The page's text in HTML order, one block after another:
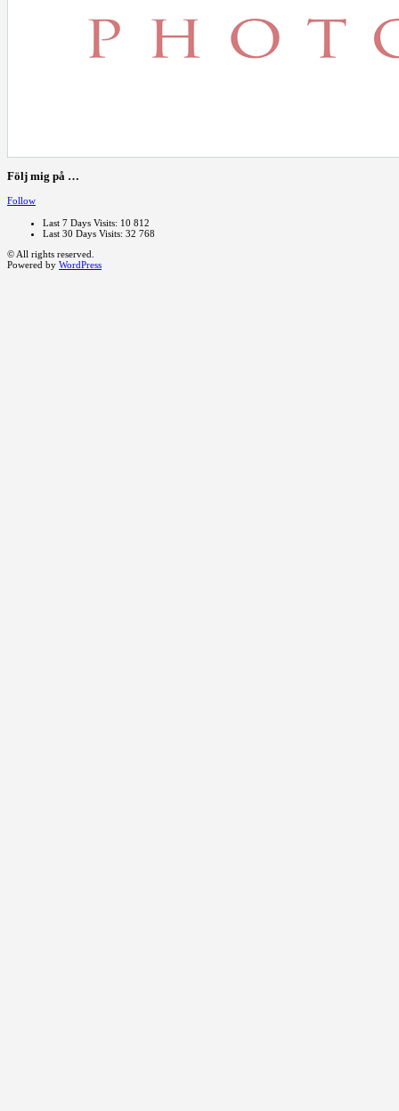
Följ mig på …
Follow
Last 7 Days Visits: 10 812
Last 30 Days Visits: 32 768
© All rights reserved.
Powered by WordPress